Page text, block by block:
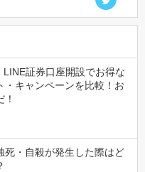
LINE証券口座開設でお得な
・キャンペーンを比較！お
死・自殺が発生した際はど